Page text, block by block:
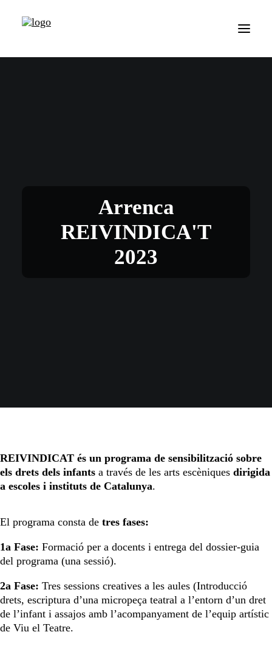
Arrenca
REIVINDICA'T
2023
REIVINDICAT és un programa de sensibilització sobre
els drets dels infants a través de les arts escèniques dirigida
a escoles i instituts de Catalunya.
El programa consta de tres fases:
1a Fase: Formació per a docents i entrega del dossier-guia
del programa (una sessió).
2a Fase: Tres sessions creatives a les aules (Introducció
drets, escriptura d’una micropeça teatral a l’entorn d’un dret
de l’infant i assajos amb l’acompanyament de l’equip artístic
de Viu el Teatre.